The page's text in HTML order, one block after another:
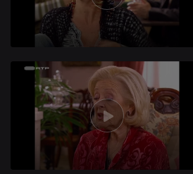
800155